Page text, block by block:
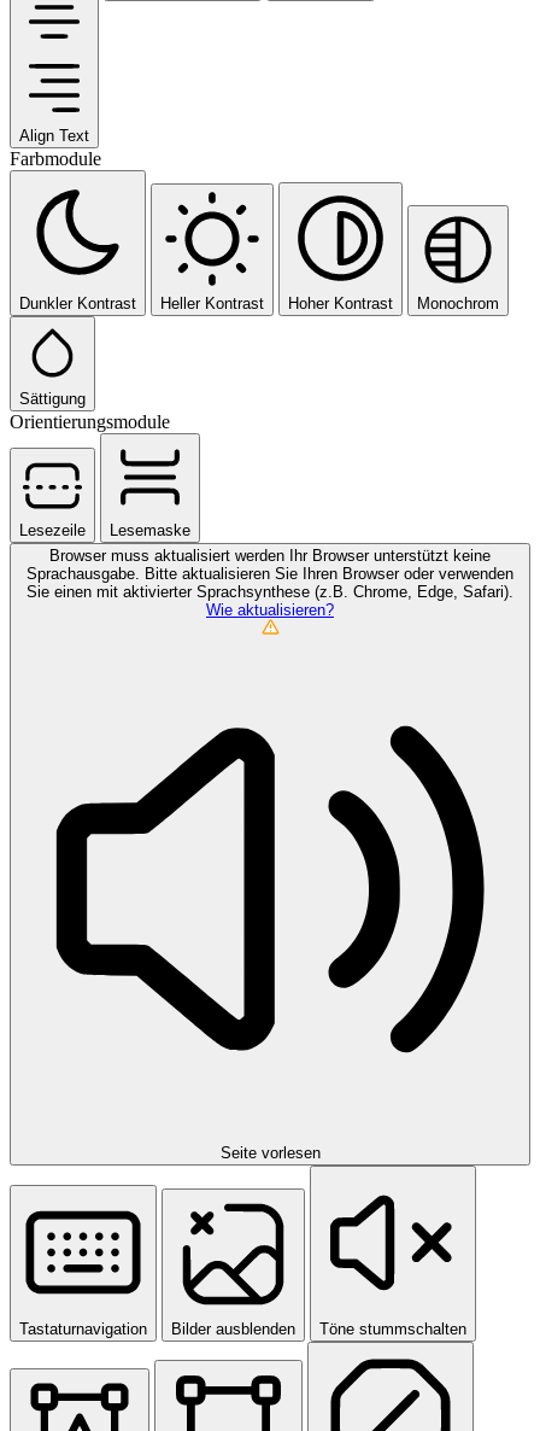
Align Text
Farbmodule
Dunkler Kontrast Heller Kontrast Hoher Kontrast Monochrom
Sättigung
Orientierungsmodule
Lesezeile
Lesemaske
Browser muss aktualisiert werden
Ihr Browser unterstützt keine
Sprachausgabe. Bitte aktualisieren Sie Ihren Browser oder verwenden
Sie einen mit aktivierter Sprachsynthese (z.B. Chrome, Edge, Safari).
Wie aktualisieren?
Seite vorlesen
Tastaturnavigation Bilder ausblenden Töne stummschalten